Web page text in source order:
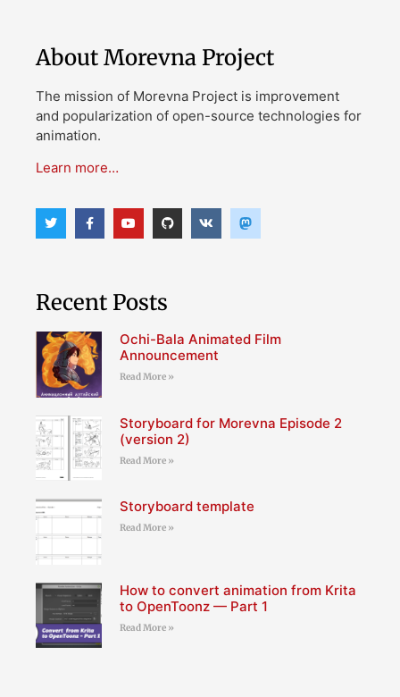
About Morevna Project
The mission of Morevna Project is improvement
and popularization of open-source technologies for
animation.
Learn more…
Recent Posts
Ochi-Bala Animated Film
Announcement
Read More »
Storyboard for Morevna Episode 2
(version 2)
Read More »
Storyboard template
Read More »
How to convert animation from Krita
to OpenToonz — Part 1
Read More »